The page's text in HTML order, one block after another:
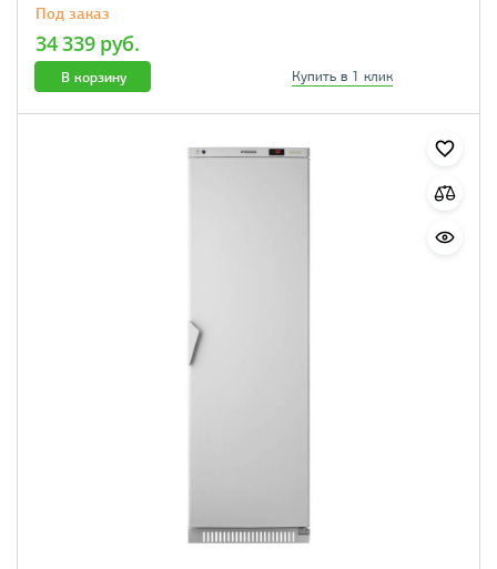
Под заказ
34 339 руб.
В корзину Купить в 1 клик